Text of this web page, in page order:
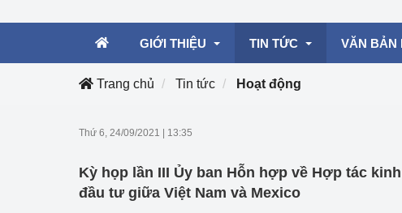
GIỚI THIỆU
Cơ cấu tổ chức
TIN TỨC
Hoạt
mại, Dịch vụ Việt Nam 2026
VĂN BẢN
Trang chủ Tin tức Hoạt động
Thứ 6, 24/09/2021 13:35
Kỳ họp lần III Ủy ban Hỗn hợp về Hợp tác
đầu tư giữa Việt Nam và Mexico